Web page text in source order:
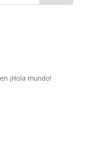
en ¡Hola mundo!